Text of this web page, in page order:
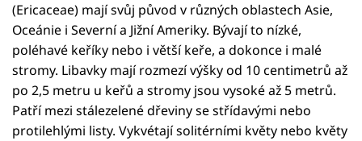
(Ericaceae) mají svůj původ v různých oblastech Asie,
Oceánie i Severní a Jižní Ameriky. Bývají to nízké,
poléhavé keříky nebo i větší keře, a dokonce i malé
stromy. Libavky mají rozmezí výšky od 10 centimetrů až
po 2,5 metru u keřů a stromy jsou vysoké až 5 metrů.
Patří mezi stálezelené dřeviny se střídavými nebo
protilehlými listy. Vykvétají solitérními květy nebo květy